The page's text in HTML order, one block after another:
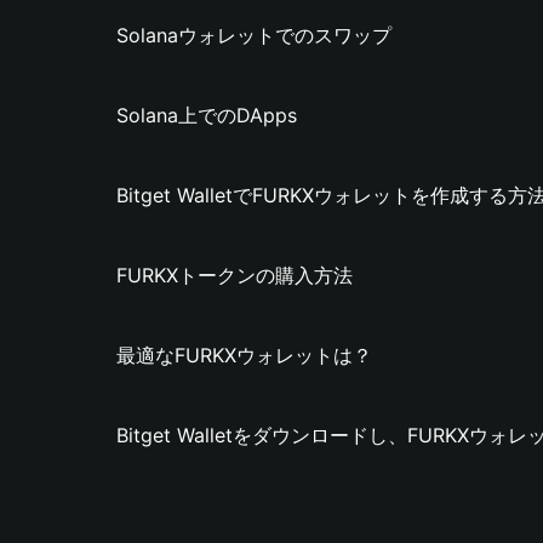
Solanaウォレットでのスワップ
Solana上でのDApps
Bitget WalletでFURKXウォレットを作成する方
FURKXトークンの購入方法
最適なFURKXウォレットは？
Bitget Walletをダウンロードし、FURKXウォレ